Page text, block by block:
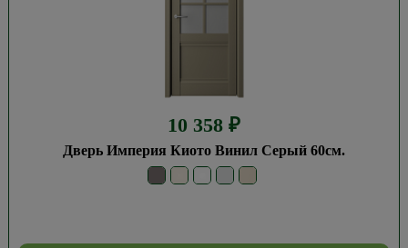
10 358 ₽
Дверь Империя Киото Винил Серый 60см.